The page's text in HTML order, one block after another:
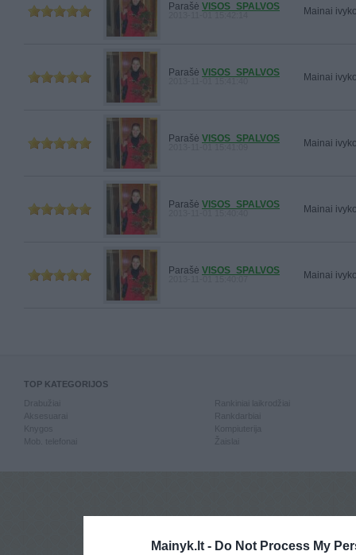
Mainyk.lt - Do Not Process My
Parašė VISOS_SPALVOS Mainai
Parašė VISOS_SPALVOS Mainai
Parašė VISOS_SPALVOS Mainai
Parašė VISOS_SPALVOS Mainai
Parašė VISOS_SPALVOS Mainai
TOP KATEGORIJOS
Knygos
Mob. telefonai
Kompiuterija
Žaislai